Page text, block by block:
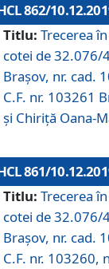
862/
Titlu: Trecerea
cotei de 32.076/
Brașov, nr. cad.
C.F. nr. 103261
și Chiriță Oana-
861/
Titlu: Trecerea
cotei de 32.076/
Brașov, nr. cad.
C.F. nr. 103260,